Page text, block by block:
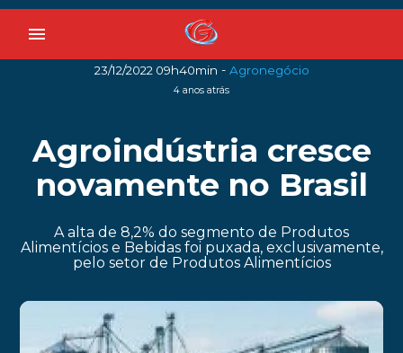
menu
23/12/2022 09h40min - Agronegócio
4 anos atrás
Agroindústria cresce
novamente no Brasil
A alta de 8,2% do segmento de Produtos
Alimentícios e Bebidas foi puxada, exclusivamente,
pelo setor de Produtos Alimentícios